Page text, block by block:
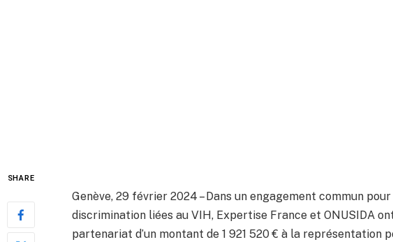
SHARE
Genève, 29 février 2024 – Dans un engagement commun
discrimination liées au VIH, Expertise France et ONUSIDA
partenariat d’un montant de 1 921 520 € à la représentation